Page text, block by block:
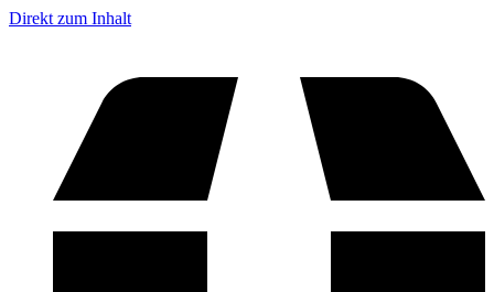
Direkt zum Inhalt